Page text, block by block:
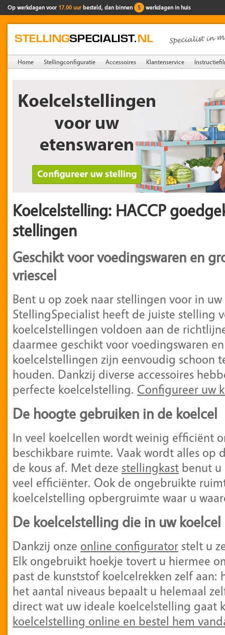
Op werkdagen voor 17.00 uur besteld, dan binnen 5 werkdagen in huis
Home Stellingconfiguratie Accessoires Klantenservice
Koelcelstelling: HACCP
stellingen
Geschikt voor voedingswaren en
vriescel
Bent u op zoek naar stellingen voor in
StellingSpecialist heeft de juiste stelling
koelcelstellingen voldoen aan de
daarmee geschikt voor voedingswaren
koelcelstellingen zijn eenvoudig schoon
houden. Dankzij diverse accessoires
perfecte koelcelstelling. Configureer uw
De hoogte gebruiken in de koelcel
In veel koelcellen wordt weinig efficiënt
beschikbare ruimte. Vaak wordt alles op
de kous af. Met deze stellingkast benut u
veel efficiënter. Ook de ongebruikte
koelcelstelling opbergruimte waar u
De koelcelstelling die in uw koelcel
Dankzij onze online configurator stelt u
Elk ongebruikt hoekje tovert u hiermee
past de kunststof koelcelrekken zelf
het aantal niveaus bepaalt u helemaal
direct wat uw ideale koelcelstelling gaat
koelcelstelling online en bestel hem